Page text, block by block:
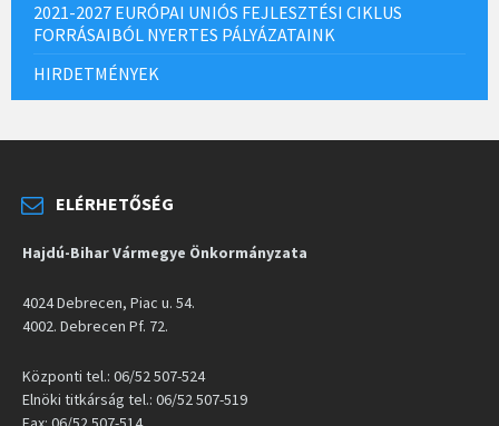
2021-2027 EURÓPAI UNIÓS FEJLESZTÉSI CIKLUS
FORRÁSAIBÓL NYERTES PÁLYÁZATAINK
HIRDETMÉNYEK
ELÉRHETŐSÉG
Hajdú-Bihar Vármegye Önkormányzata
4024 Debrecen, Piac u. 54.
4002. Debrecen Pf. 72.
Központi tel.: 06/52 507-524
Elnöki titkárság tel.: 06/52 507-519